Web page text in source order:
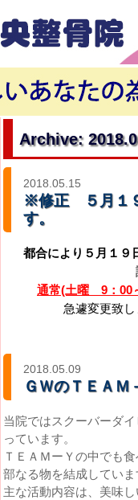
Archive:
2018.05.15
※修正 ５月１
す。
都合により ５月１９
通常(土曜 9：00
急遽変更致
2018.05.09
ＧＷのＴＥＡＭ
当院ではスクーバーダ
っています。
ＴＥＡＭーＹの中でも
部なる物を結成してい
主な活動内容は、美味